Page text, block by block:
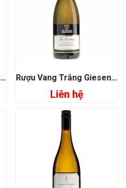
Rượu Vang Đỏ Craggy Range Te Kahu Gimblett Gravels Vineyard Blend Rượu Vang Trắng Giesen The Brother Chardonnay
Liên hệ